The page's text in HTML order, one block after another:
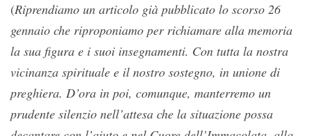
(Riprendiamo un articolo già pubblicato lo scorso 26
gennaio che riproponiamo per richiamare alla memoria
la sua figura e i suoi insegnamenti. Con tutta la nostra
vicinanza spirituale e il nostro sostegno, in unione di
preghiera. D’ora in poi, comunque, manterremo un
prudente silenzio nell’attesa che la situazione possa